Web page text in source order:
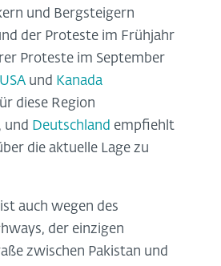
und Bergsteigern
der Proteste im Frühjahr
Proteste im September
USA und Kanada
diese Region
und Deutschland empfiehlt
die aktuelle Lage zu
auch wegen des
der einzigen
zwischen Pakistan und